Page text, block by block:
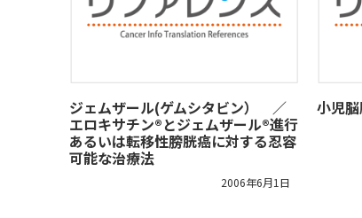
ジェムザール(ゲムシタビン） ／
エロキサチン®とジェムザール®進行
あるいは転移性膀胱癌に対する忍容
可能な治療法
2006年6月1日
小児